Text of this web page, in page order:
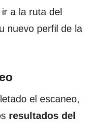
a la ruta del
nuevo perfil de la
el escaneo,
resultados del